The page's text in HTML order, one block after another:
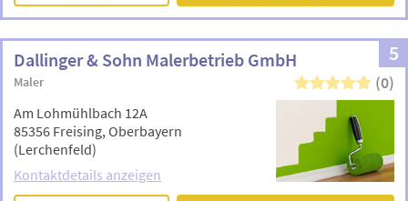
5
Dallinger & Sohn Malerbetrieb GmbH
Maler (0)
Am Lohmühlbach 12A
85356 Freising, Oberbayern
(Lerchenfeld)
Kontaktdetails anzeigen